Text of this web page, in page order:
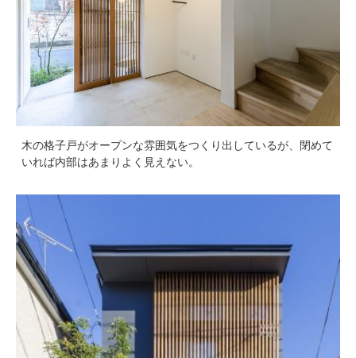
木の格子戸がオープンな雰囲気をつくり出しているが、閉めて
いれば内部はあまりよく見えない。